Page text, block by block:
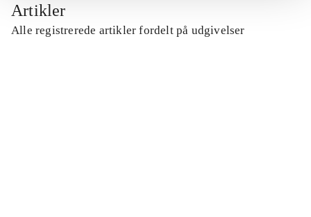
Artikler
Alle registrerede artikler fordelt på udgivelser